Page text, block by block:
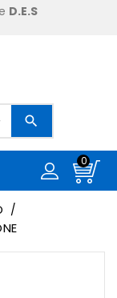
D.E.S
0